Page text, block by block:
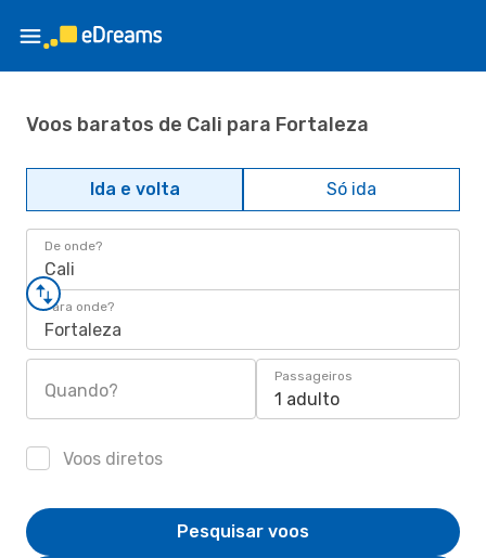
Voos baratos de Cali para Fortaleza
Ida e volta Só ida
De onde?
Cali
Para onde?
Fortaleza
Quando?
Passageiros
1 adulto
Voos diretos
Pesquisar voos